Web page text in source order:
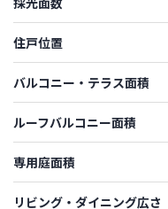
住戸位置
バルコニー・テラス面積
ルーフバルコニー面積
専用庭面積
リビング・ダイニング広さ